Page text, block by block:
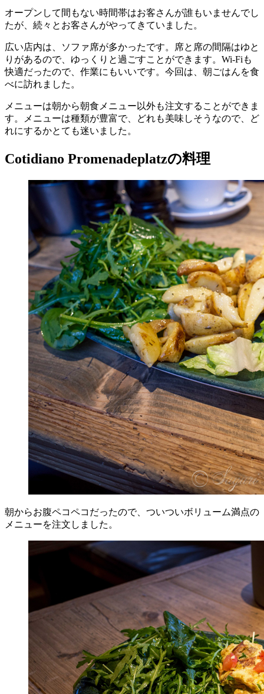
オープンして間もない時間帯はお客さんが誰もいませんでし
たが、続々とお客さんがやってきていました。
広い店内は、ソファ席が多かったです。席と席の間隔はゆと
りがあるので、ゆっくりと過ごすことができます。Wi-Fiも
快適だったので、作業にもいいです。今回は、朝ごはんを食
べに訪れました。
メニューは朝から朝食メニュー以外も注文することができま
す。メニューは種類が豊富で、どれも美味しそうなので、ど
れにするかとても迷いました。
Cotidiano Promenadeplatzの料理
朝からお腹ペコペコだったので、ついついボリューム満点の
メニューを注文しました。